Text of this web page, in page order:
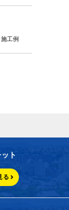
工例
ト
る